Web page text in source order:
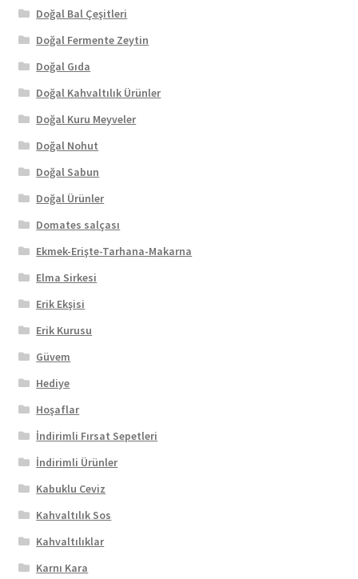
Doğal Bal Çeşitleri
Doğal Fermente Zeytin
Doğal Gıda
Doğal Kahvaltılık Ürünler
Doğal Kuru Meyveler
Doğal Nohut
Doğal Sabun
Doğal Ürünler
Domates salçası
Ekmek-Erişte-Tarhana-Makarna
Elma Sirkesi
Erik Ekşisi
Erik Kurusu
Güvem
Hediye
Hoşaflar
İndirimli Fırsat Sepetleri
İndirimli Ürünler
Kabuklu Ceviz
Kahvaltılık Sos
Kahvaltılıklar
Karnı Kara